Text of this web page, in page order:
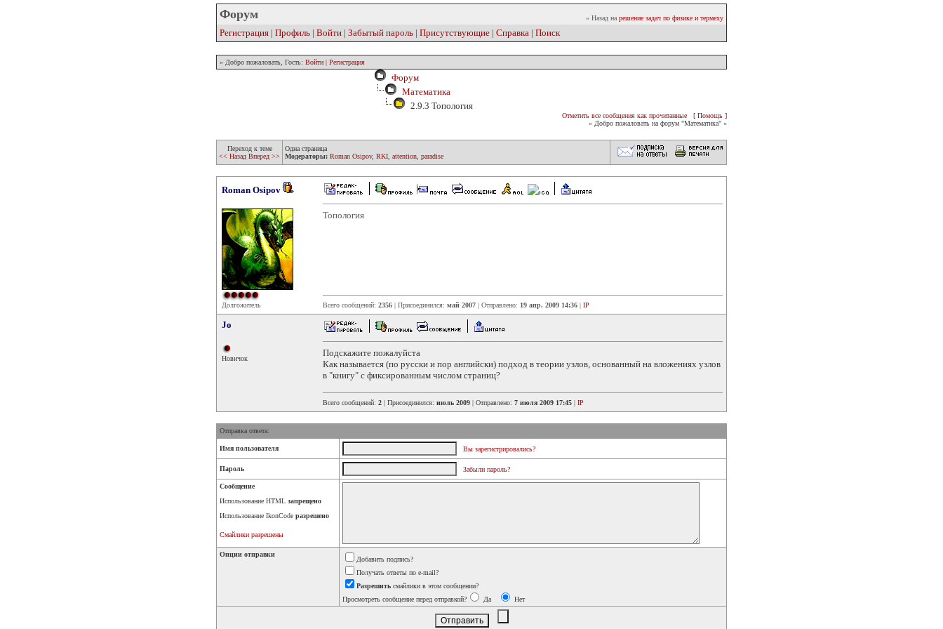
Форум » Назад на решение задач по физике и термеху
Регистрация | Профиль | Войти | Забытый пароль | Присутствующие | Справка | Поиск
» Добро пожаловать, Гость: Войти | Регистрация
Форум
Математика
2.9.3 Топология
Отметить все сообщения как прочитанные
[ Помощь ]
» Добро пожаловать на форум "Математика" «
Переход к теме
<< Назад Вперед >>
Одна страница
Модераторы: Roman Osipov, RKI attention paradise
Roman Osipov
Долгожитель
Топология
Всего сообщений: 2356 | Присоединился: май 2007 | Отправлено: 19 апр. 2009 14:36 | IP
Jo
Новичок
Подскажите пожалуйста
Как называется (по русски и пор английски) подход в теории узлов, основанный на вложениях узлов
в "книгу" с фиксированным числом страниц?
Всего сообщений: 2 | Присоединился: июль 2009 | Отправлено: 7 июля 2009 17:45 | IP
Отправка ответа:
Имя пользователя Вы зарегистрировались?
Пароль Забыли пароль?
Сообщение
Использование HTML запрещено
Использование IkonCode разрешено
Смайлики разрешены
Опции отправки
Добавить подпись?
Получать ответы по e-mail?
Разрешить смайлики в этом сообщении?
Просмотреть сообщение перед отправкой?
Да Нет